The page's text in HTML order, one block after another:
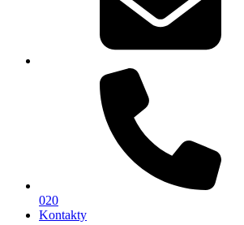
020
Kontakty